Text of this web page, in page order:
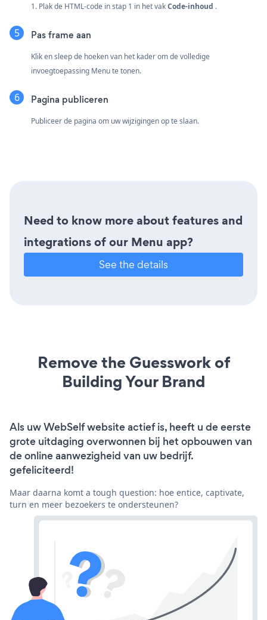
1. Plak de HTML-code in stap 1 in het vakCode-inhoud .
Pas frame aan
Klik en sleep de hoeken van het kader om de volledige
invoegtoepassing Menu te tonen.
Pagina publiceren
Publiceer de pagina om uw wijzigingen op te slaan.
Need to know more about features and
integrations of our Menu app?
See the details
Remove the Guesswork of
Building Your Brand
Als uw WebSelf website actief is, heeft u de eerste
grote uitdaging overwonnen bij het opbouwen van
de online aanwezigheid van uw bedrijf.
gefeliciteerd!
Maar daarna komt a tough question: hoe entice, captivate,
turn en meer bezoekers te ondersteunen?